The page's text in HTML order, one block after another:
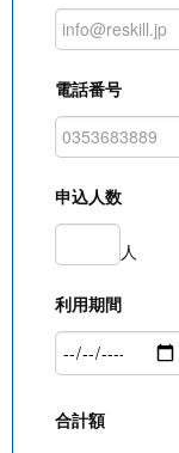
電話番号
申込人数
人
利用期間
合計額